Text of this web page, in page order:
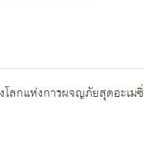
โลกแห่งการผจญภัยสุดอะเม